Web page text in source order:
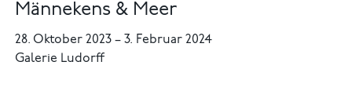
Männekens & Meer
28. Oktober 2023–3. Februar 2024
Galerie Ludorff